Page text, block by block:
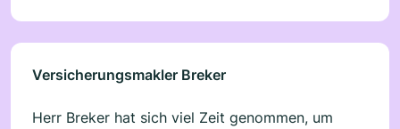
Versicherungsmakler Breker
Herr Breker hat sich viel Zeit genommen, um